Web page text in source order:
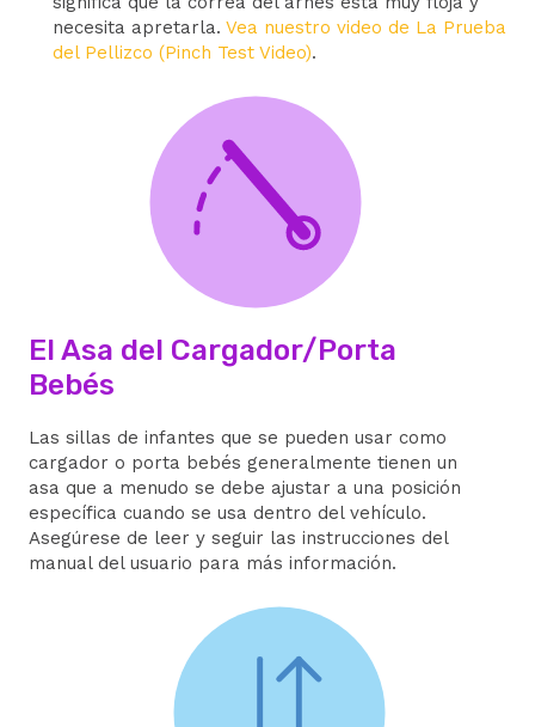
necesita apretarla. Vea nuestro video de La Prueba
del Pellizco (Pinch Test Video).
El Asa del Cargador/Porta
Bebés
Las sillas de infantes que se pueden usar como
cargador o porta bebés generalmente tienen un
asa que a menudo se debe ajustar a una posición
específica cuando se usa dentro del vehículo.
Asegúrese de leer y seguir las instrucciones del
manual del usuario para más información.